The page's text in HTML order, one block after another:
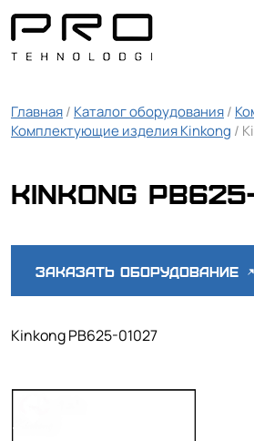
Главная/ Каталог оборудования/
Комплектующие изделия Kinkong /
Kinkong
Заказать оборудование
Kinkong PB625-01027